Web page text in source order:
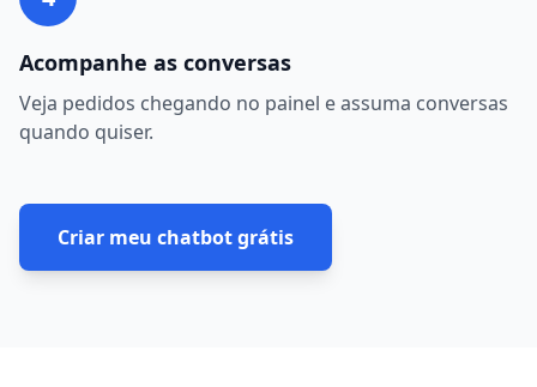
Acompanhe as conversas
Veja pedidos chegando no painel e assuma conversas
quando quiser.
Criar meu chatbot grátis